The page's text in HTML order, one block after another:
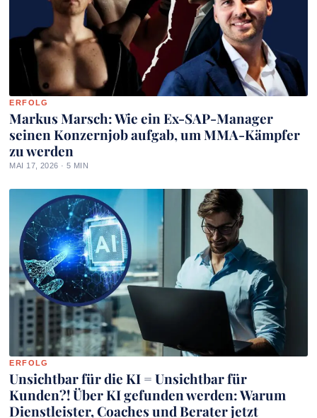
ERFOLG
Markus Marsch: Wie ein Ex-SAP-Manager
seinen Konzernjob aufgab, um MMA-Kämpfer
zu werden
MAI 17, 2026 · 5 MIN
ERFOLG
Unsichtbar für die KI = Unsichtbar für
Kunden?! Über KI gefunden werden: Warum
Dienstleister, Coaches und Berater jetzt